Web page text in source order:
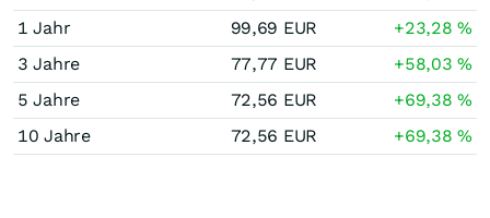
1 Jahr
99,69 EUR +23,28%
3 Jahre
77,77 EUR +58,03%
5 Jahre
72,56 EUR +69,38%
10 Jahre
72,56 EUR +69,38%